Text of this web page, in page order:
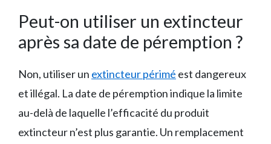
Peut-on utiliser un extincteur
après sa date de péremption ?
Non, utiliser un extincteur périmé est dangereux
et illégal. La date de péremption indique la limite
au-delà de laquelle l’efficacité du produit
extincteur n’est plus garantie. Un remplacement